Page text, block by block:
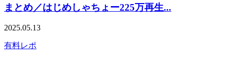
まとめ／はじめしゃちょー225万再生...
2025.05.13
有料レポ